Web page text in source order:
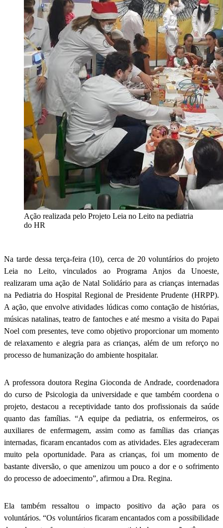
Ação realizada pelo Projeto Leia no Leito na pediatria
do HR
Na tarde dessa terça-feira (10), cerca de 20 voluntários do projeto
Leia no Leito, vinculados ao Programa Anjos da Unoeste,
realizaram uma ação de Natal Solidário para as crianças internadas
na Pediatria do Hospital Regional de Presidente Prudente (HRPP).
A ação, que envolve atividades lúdicas como contação de histórias,
músicas natalinas, teatro de fantoches e até mesmo a visita do Papai
Noel com presentes, teve como objetivo proporcionar um momento
de relaxamento e alegria para as crianças, além de um reforço no
processo de humanização do ambiente hospitalar.
A professora doutora Regina Gioconda de Andrade, coordenadora
do curso de Psicologia da universidade e que também coordena o
projeto, destacou a receptividade tanto dos profissionais da saúde
quanto das famílias. “A equipe da pediatria, os enfermeiros, os
auxiliares de enfermagem, assim como as famílias das crianças
internadas, ficaram encantados com as atividades. Eles agradeceram
muito pela oportunidade. Para as crianças, foi um momento de
bastante diversão, o que amenizou um pouco a dor e o sofrimento
do processo de adoecimento”, afirmou a Dra. Regina.
Ela também ressaltou o impacto positivo da ação para os
voluntários. “Os voluntários ficaram encantados com a possibilidade